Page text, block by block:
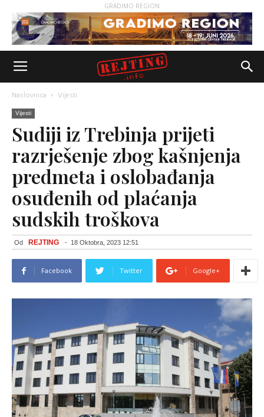
GRADIMO REGION
Naslovnica Vijesti
Vijesti
Sudiji iz Trebinja prijeti
razrješenje zbog kašnjenja
predmeta i oslobađanja
osuđenih od plaćanja
sudskih troškova
Od REJTING - 18 Oktobra, 2023 12:51
Facebook Twitter Google+